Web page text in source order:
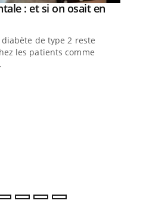
: et si on osait en
de type 2 reste
les patients comme